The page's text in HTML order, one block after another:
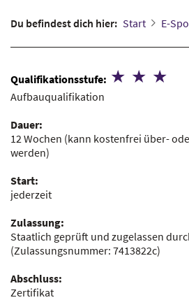
Du befindest dich hier: Start E-
Qualifikationsstufe:
Aufbauqualifikation
Dauer:
12 Wochen (kann kostenfrei über-
werden)
Start:
jederzeit
Zulassung:
Staatlich geprüft und zugelassen
(Zulassungsnummer: 7413822c)
Abschluss:
Zertifikat